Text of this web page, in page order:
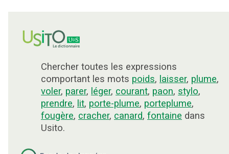
Chercher toutes les expressions
comportant les mots poids, laisser, plume,
voler, parer, léger, courant, paon, stylo,
prendre, lit, porte-plume, porteplume,
fougère, cracher, canard, fontaine dans
Usito.